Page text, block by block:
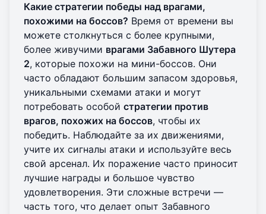
Какие стратегии победы над врагами,
похожими на боссов? Время от времени вы
можете столкнуться с более крупными,
более живучими врагами Забавного Шутера
2, которые похожи на мини-боссов. Они
часто обладают большим запасом здоровья,
уникальными схемами атаки и могут
потребовать особой стратегии против
врагов, похожих на боссов, чтобы их
победить. Наблюдайте за их движениями,
учите их сигналы атаки и используйте весь
свой арсенал. Их поражение часто приносит
лучшие награды и большое чувство
удовлетворения. Эти сложные встречи —
часть того, что делает опыт Забавного